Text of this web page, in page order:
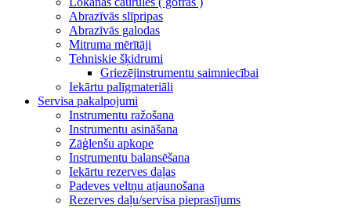
Abrazīvās slīpripas
Abrazīvās galodas
Mitruma mērītāji
Tehniskie šķidrumi
Griezējinstrumentu saimniecībai
Iekārtu palīgmateriāli
Servisa pakalpojumi
Instrumentu ražošana
Instrumentu asināšana
Zāģlenšu apkope
Instrumentu balansēšana
Iekārtu rezerves daļas
Padeves veltņu atjaunošana
Rezerves daļu/servisa pieprasījums